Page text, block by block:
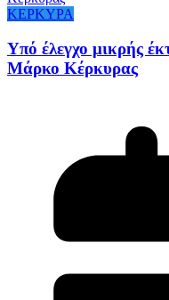
ΚΕΡΚΥΡΑ
Υπό έλεγχο μικρής
Μάρκο Κέρκυρας